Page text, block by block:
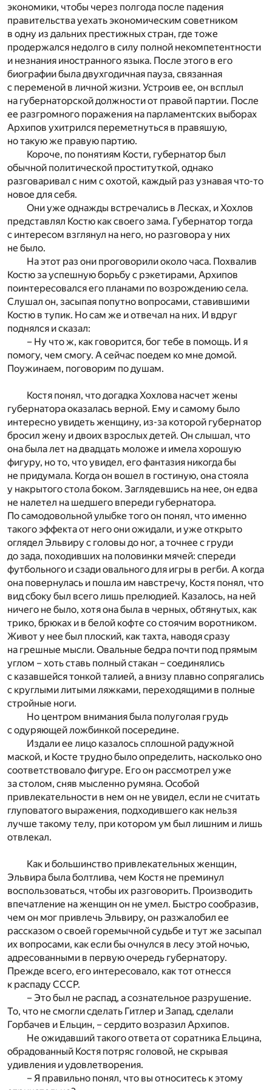
экономики, чтобы через полгода после падения
правительства уехать экономическим советником
в одну из дальних престижных стран, где тоже
продержался недолго в силу полной некомпетентности
и незнания иностранного языка. После этого в его
биографии была двухгодичная пауза, связанная
с переменой в личной жизни. Устроив ее, он всплыл
на губернаторской должности от правой партии. После
ее разгромного поражения на парламентских выборах
Архипов ухитрился переметнуться в правяшую,
но такую же правую партию.
Короче, по понятиям Кости, губернатор был
обычной политической проституткой, однако
разговаривал с ним с охотой, каждый раз узнавая что-то
новое для себя.
Они уже однажды встречались в Лесках, и Хохлов
представлял Костю как своего зама. Губернатор тогда
с интересом взглянул на него, но разговора у них
не было.
На этот раз они проговорили около часа. Похвалив
Костю за успешную борьбу с рэкетирами, Архипов
поинтересовался его планами по возрождению села.
Слушал он, засыпая попутно вопросами, ставившими
Костю в тупик. Но сам же и отвечал на них. И вдруг
поднялся и сказал:
– Ну что ж, как говорится, бог тебе в помощь. И я
помогу, чем смогу. А сейчас поедем ко мне домой.
Поужинаем, поговорим по душам.
Костя понял, что догадка Хохлова насчет жены
губернатора оказалась верной. Ему и самому было
интересно увидеть женщину, из-за которой губернатор
бросил жену и двоих взрослых детей. Он слышал, что
она была лет на двадцать моложе и имела хорошую
фигуру, но то, что увидел, его фантазия никогда бы
не придумала. Когда он вошел в гостиную, она стояла
у накрытого стола боком. Заглядевшись на нее, он едва
не налетел на шедшего впереди губернатора.
По самодовольной улыбке того он понял, что именно
такого эффекта от него они ожидали, и уже открыто
оглядел Эльвиру с головы до ног, а точнее с груди
до зада, походивших на половинки мячей: спереди
футбольного и сзади овального для игры в регби. А когда
она повернулась и пошла им навстречу, Костя понял, что
вид сбоку был всего лишь прелюдией. Казалось, на ней
ничего не было, хотя она была в черных, обтянутых, как
трико, брюках и в белой кофте со стоячим воротником.
Живот у нее был плоский, как тахта, наводя сразу
на грешные мысли. Овальные бедра почти под прямым
углом – хоть ставь полный стакан – соединялись
с казавшейся тонкой талией, а внизу плавно сопрягались
с круглыми литыми ляжками, переходящими в полные
стройные ноги.
Но центром внимания была полуголая грудь
с одуряющей ложбинкой посередине.
Издали ее лицо казалось сплошной радужной
маской, и Косте трудно было определить, насколько оно
соответствовало фигуре. Его он рассмотрел уже
за столом, сняв мысленно румяна. Особой
привлекательности в нем он не увидел, если не считать
глуповатого выражения, подходившего как нельзя
лучше такому телу, при котором ум был лишним и лишь
отвлекал.
Как и большинство привлекательных женщин,
Эльвира была болтлива, чем Костя не преминул
воспользоваться, чтобы их разговорить. Производить
впечатление на женщин он не умел. Быстро сообразив,
чем он мог привлечь Эльвиру, он разжалобил ее
рассказом о своей горемычной судьбе и тут же засыпал
их вопросами, как если бы очнулся в лесу этой ночью,
адресованными в первую очередь губернатору.
Прежде всего, его интересовало, как тот отнесся
к распаду СССР.
– Это был не распад, а сознательное разрушение.
То, что не смогли сделать Гитлер и Запад, сделали
Горбачев и Ельцин, – сердито возразил Архипов.
Не ожидавший такого ответа от соратника Ельцина,
обрадованный Костя потряс головой, не скрывая
удивления и удовлетворения.
– Я правильно понял, что вы относитесь к этому